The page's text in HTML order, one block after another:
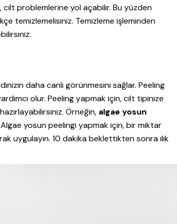
cilt problemlerine yol açabilir. Bu yüzden
temizlemelisiniz. Temizleme işleminden
daha canlı görünmesini sağlar. Peeling
olur. Peeling yapmak için, cilt tipinize
Örneğin, algae yosun
yosun peelingi yapmak için, bir miktar
uygulayın. 10 dakika beklettikten sonra ılık